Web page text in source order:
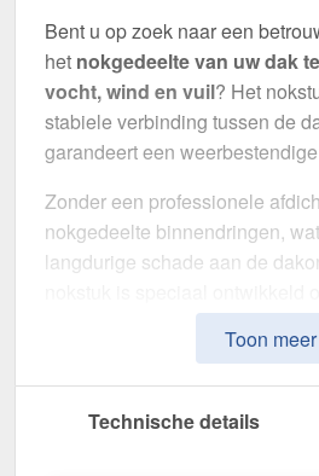
Bent u op zoek naar een
het nokgedeelte van uw dak
vocht, wind en vuil? Het
stabiele verbinding tussen de
garandeert een
Zonder een professionele
nokgedeelte binnendringen,
langdurige schade aan de
afdichting te garanderenen
beschermen tegen invloeden
maakt indruk met zijn
weerstand en duurzame coating.
Toon meer
Technische details